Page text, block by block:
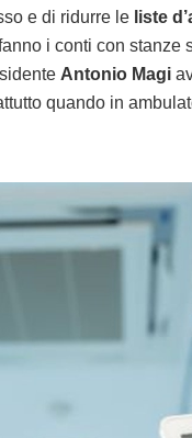
e di ridurre le liste
i conti con stanze
Antonio Magi
quando in